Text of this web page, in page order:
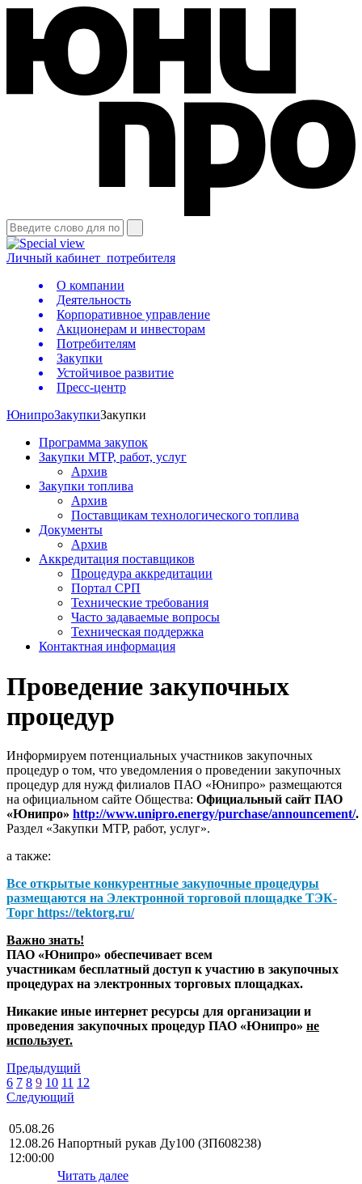
Личный кабинет потребителя
О компании
Деятельность
Корпоративное управление
Акционерам и инвесторам
Потребителям
Закупки
Устойчивое развитие
Пресс-центр
ЮнипроЗакупкиЗакупки
Программа закупок
Закупки МТР, работ, услуг
Архив
Закупки топлива
Архив
Поставщикам технологического топлива
Документы
Архив
Аккредитация поставщиков
Процедура аккредитации
Портал СРП
Технические требования
Часто задаваемые вопросы
Техническая поддержка
Контактная информация
Проведение закупочных
процедур
Информируем потенциальных участников закупочных
процедур о том, что уведомления о проведении закупочных
процедур для нужд филиалов ПАО «Юнипро» размещаются
на официальном сайте Общества: Официальный сайт ПАО
«Юнипро» http://www.unipro.energy/purchase/announcement/.
Раздел «Закупки МТР, работ, услуг».
а также:
Все открытые конкурентные закупочные процедуры
размещаются на Электронной торговой площадке ТЭК-
Торг https://tektorg.ru/
Важно знать!
ПАО «Юнипро» обеспечивает всем
участникам бесплатный доступ к участию в закупочных
процедурах на электронных торговых площадках.
Никакие иные интернет ресурсы для организации и
проведения закупочных процедур ПАО «Юнипро» не
использует.
Предыдущий
6 7 8 9 10 11 12
Следующий
05.08.26
12.08.26
12:00:00
Напортный рукав Ду100 (ЗП608238)
Читать далее